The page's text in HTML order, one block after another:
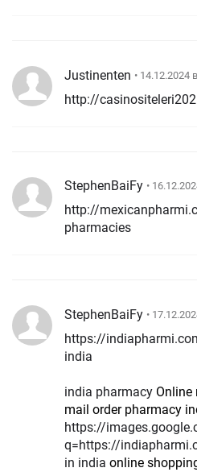
Justinenten • 14.12.2024
http://
StephenBaiFy •
http://
pharmacies
StephenBaiFy •
https://
india
india pharmacy Online
mail order pharmacy
https://
q=https://
in india online